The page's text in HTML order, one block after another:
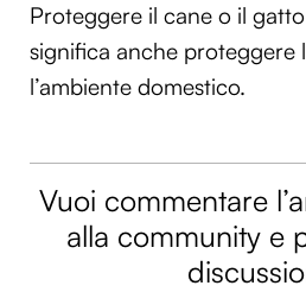
Proteggere il cane o il
significa anche proteggere
l’ambiente domestico.
Vuoi commentare
alla community e